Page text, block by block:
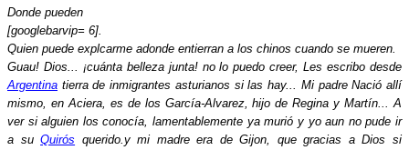
Donde pueden
[googlebarvip= 6].
Quien puede explcarme adonde entierran a los chinos cuando se mueren.
Guau! Dios... ¡cuánta belleza junta! no lo puedo creer, Les escribo desde
Argentina tierra de inmigrantes asturianos si las hay... Mi padre Nació allí
mismo, en Aciera, es de los García-Alvarez, hijo de Regina y Martín... A
ver si alguien los conocía, lamentablemente ya murió y yo aun no pude ir
a suQuirós querido.y mi madre era de Gijon, que gracias a Dios si